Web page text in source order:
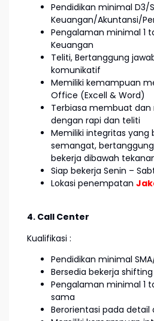
Pendidikan minimal D3/
Keuangan/Akuntansi/
Pengalaman minimal 1
Keuangan
Teliti, Bertanggung
komunikatif
Memiliki kemampuan
Office (Excell & Word)
Terbiasa membuat
dengan rapi dan teliti
Memiliki integritas yang
semangat,
bekerja dibawah
Siap bekerja Senin –
Lokasi penempatan
4. Call Center
Kualifikasi :
Pendidikan minimal
Bersedia bekerja shifting
Pengalaman minimal 1
sama
Berorientasi pada detail